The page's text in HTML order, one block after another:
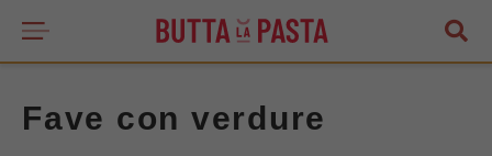
Fave con verdure